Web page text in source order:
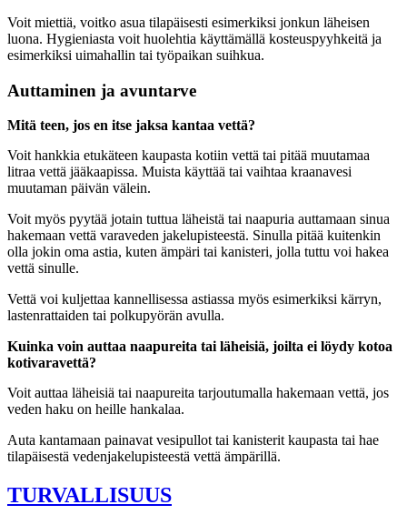
Voit miettiä, voitko asua tilapäisesti esimerkiksi jonkun läheisen
luona. Hygieniasta voit huolehtia käyttämällä kosteuspyyhkeitä ja
esimerkiksi uimahallin tai työpaikan suihkua.
Auttaminen ja avuntarve
Mitä teen, jos en itse jaksa kantaa vettä?
Voit hankkia etukäteen kaupasta kotiin vettä tai pitää muutamaa
litraa vettä jääkaapissa. Muista käyttää tai vaihtaa kraanavesi
muutaman päivän välein.
Voit myös pyytää jotain tuttua läheistä tai naapuria auttamaan sinua
hakemaan vettä varaveden jakelupisteestä. Sinulla pitää kuitenkin
olla jokin oma astia, kuten ämpäri tai kanisteri, jolla tuttu voi hakea
vettä sinulle.
Vettä voi kuljettaa kannellisessa astiassa myös esimerkiksi kärryn,
lastenrattaiden tai polkupyörän avulla.
Kuinka voin auttaa naapureita tai läheisiä, joilta ei löydy kotoa
kotivaravettä?
Voit auttaa läheisiä tai naapureita tarjoutumalla hakemaan vettä, jos
veden haku on heille hankalaa.
Auta kantamaan painavat vesipullot tai kanisterit kaupasta tai hae
tilapäisestä vedenjakelupisteestä vettä ämpärillä.
TURVALLISUUS